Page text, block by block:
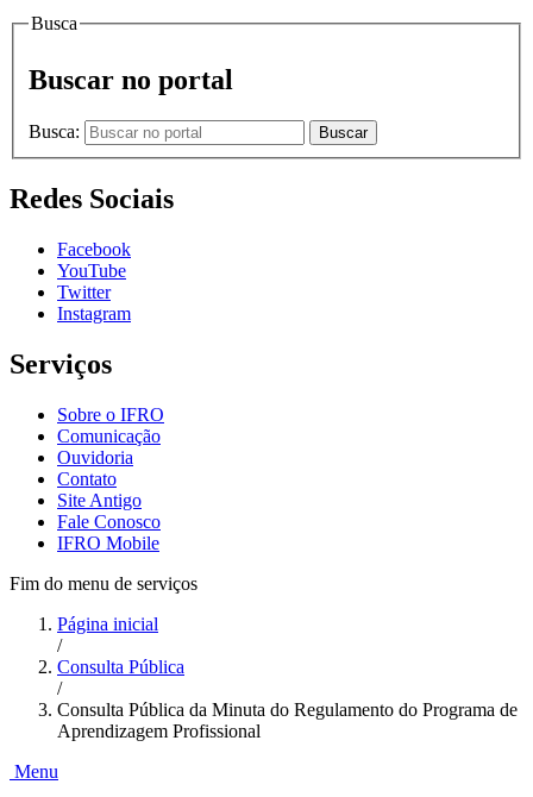
Busca
Buscar no portal
Busca: Buscar
Redes Sociais
Facebook
YouTube
Twitter
Instagram
Serviços
Sobre o IFRO
Comunicação
Ouvidoria
Contato
Site Antigo
Fale Conosco
IFRO Mobile
Fim do menu de serviços
Página inicial
/
Consulta Pública
/
Consulta Pública da Minuta do Regulamento do Programa de
Aprendizagem Profissional
Menu